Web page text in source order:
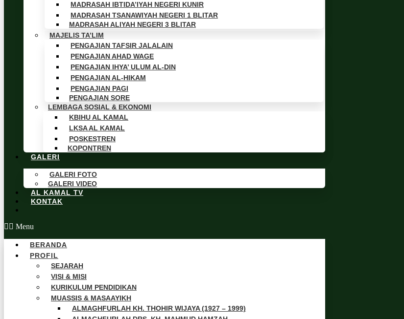
MADRASAH IBTIDA’IYAH NEGERI KUNIR
MADRASAH TSANAWIYAH NEGERI 1 BLITAR
MADRASAH ALIYAH NEGERI 3 BLITAR
MAJELIS TA’LIM
PENGAJIAN TAFSIR JALALAIN
PENGAJIAN AHAD WAGE
PENGAJIAN IHYA’ ULUM AL-DIN
PENGAJIAN AL-HIKAM
PENGAJIAN PAGI
PENGAJIAN SORE
LEMBAGA SOSIAL & EKONOMI
KBIHU AL KAMAL
LKSA AL KAMAL
POSKESTREN
KOPONTREN
GALERI
GALERI FOTO
GALERI VIDEO
AL KAMAL TV
KONTAK
Menu
BERANDA
PROFIL
SEJARAH
VISI & MISI
KURIKULUM PENDIDIKAN
MUASSIS & MASAAYIKH
ALMAGHFURLAH KH. THOHIR WIJAYA (1927 – 1999)